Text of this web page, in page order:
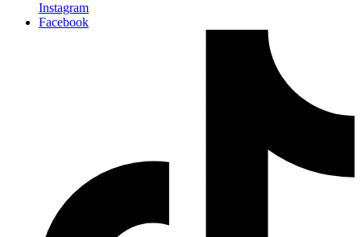
Instagram
Facebook